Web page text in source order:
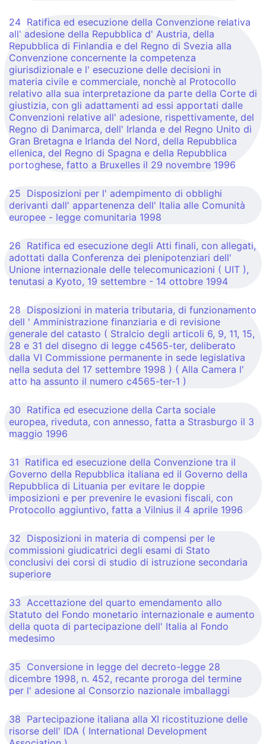
24 Ratifica ed esecuzione della Convenzione relativa
all' adesione della Repubblica d' Austria, della
Repubblica di Finlandia e del Regno di Svezia alla
Convenzione concernente la competenza
giurisdizionale e l' esecuzione delle decisioni in
materia civile e commerciale, nonchè al Protocollo
relativo alla sua interpretazione da parte della Corte di
giustizia, con gli adattamenti ad essi apportati dalle
Convenzioni relative all' adesione, rispettivamente, del
Regno di Danimarca, dell' Irlanda e del Regno Unito di
Gran Bretagna e Irlanda del Nord, della Repubblica
ellenica, del Regno di Spagna e della Repubblica
portoghese, fatto a Bruxelles il 29 novembre 1996
25 Disposizioni per l' adempimento di obblighi
derivanti dall' appartenenza dell' Italia alle Comunità
europee - legge comunitaria 1998
26 Ratifica ed esecuzione degli Atti finali, con allegati,
adottati dalla Conferenza dei plenipotenziari dell'
Unione internazionale delle telecomunicazioni ( UIT ),
tenutasi a Kyoto, 19 settembre - 14 ottobre 1994
28 Disposizioni in materia tributaria, di funzionamento
dell ' Amministrazione finanziaria e di revisione
generale del catasto ( Stralcio degli articoli 6, 9, 11, 15,
28 e 31 del disegno di legge c4565-ter, deliberato
dalla VI Commissione permanente in sede legislativa
nella seduta del 17 settembre 1998 ) ( Alla Camera l'
atto ha assunto il numero c4565-ter-1 )
30 Ratifica ed esecuzione della Carta sociale
europea, riveduta, con annesso, fatta a Strasburgo il 3
maggio 1996
31 Ratifica ed esecuzione della Convenzione tra il
Governo della Repubblica italiana ed il Governo della
Repubblica di Lituania per evitare le doppie
imposizioni e per prevenire le evasioni fiscali, con
Protocollo aggiuntivo, fatta a Vilnius il 4 aprile 1996
32 Disposizioni in materia di compensi per le
commissioni giudicatrici degli esami di Stato
conclusivi dei corsi di studio di istruzione secondaria
superiore
33 Accettazione del quarto emendamento allo
Statuto del Fondo monetario internazionale e aumento
della quota di partecipazione dell' Italia al Fondo
medesimo
35 Conversione in legge del decreto-legge 28
dicembre 1998, n. 452, recante proroga del termine
per l' adesione al Consorzio nazionale imballaggi
38 Partecipazione italiana alla XI ricostituzione delle
risorse dell' IDA ( International Development